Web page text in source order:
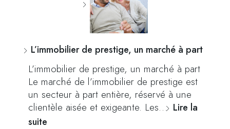
L’immobilier de prestige, un marché à part
L’immobilier de prestige, un marché à part
Le marché de l’immobilier de prestige est
un secteur à part entière, réservé à une
clientèle aisée et exigeante. Les… Lire la
suite